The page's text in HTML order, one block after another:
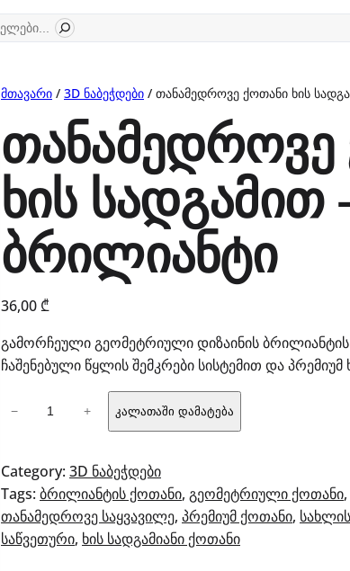
მთავარი / 3D ნაბეჭდები / თანამედროვე ქოთანი ხის
თანამედროვე
ხის სადგამით
ბრილიანტი
36,00₾
გამორჩეული გეომეტრიული დიზაინის
ჩაშენებული წყლის შემკრები სისტემით და პრემიუმ
ხის
სადგამით
–
ბრილიანტი
− + კალათაში დამატება
Category: 3D ნაბეჭდები
Tags: ბრილიანტის ქოთანი, გეომეტრიული ქოთანი,
თანამედროვე საყვავილე, პრემიუმ ქოთანი,
საწვეთური, ხის სადგამიანი ქოთანი